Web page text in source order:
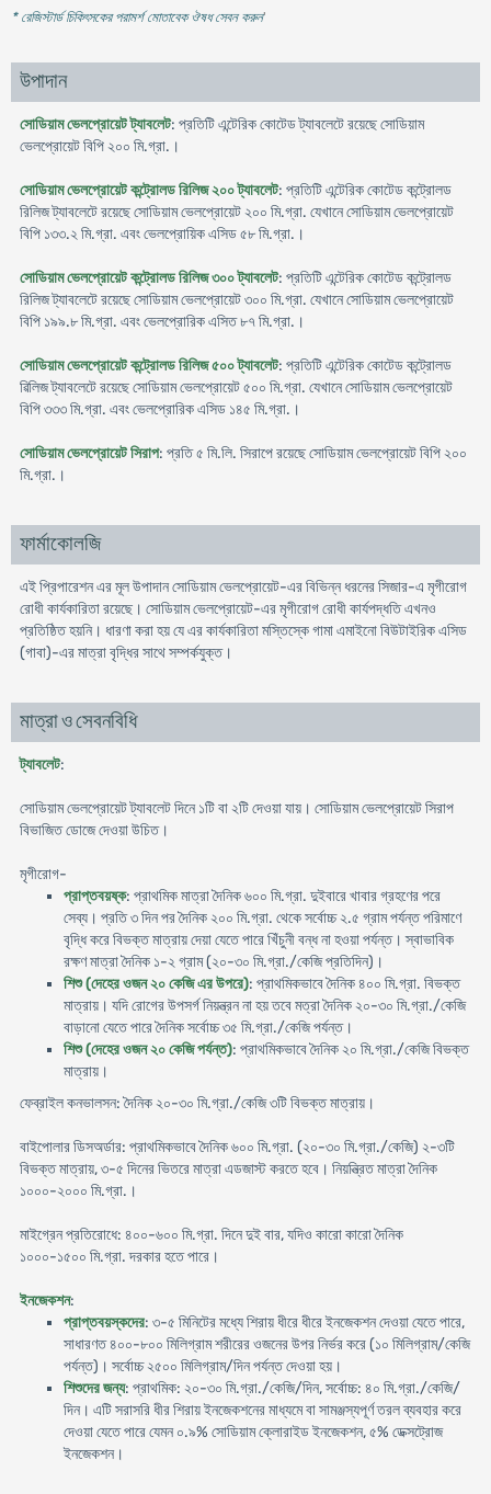
* রেজিস্টার্ড চিকিৎসকের পরামর্শ মোতাবেক ঔষধ সেবন করুন'
উপাদান
সোডিয়াম ভেলপ্রোয়েট ট্যাবলেট: প্রতিটি এন্টেরিক কোটেড ট্যাবলেটে রয়েছে সোডিয়াম
ভেলপ্রোয়েট বিপি ২০০ মি.গ্রা.।
সোডিয়াম ভেলপ্রোয়েট কন্ট্রোলড রিলিজ ২০০ ট্যাবলেট: প্রতিটি এন্টেরিক কোটেড কন্ট্রোলড
রিলিজ ট্যাবলেটে রয়েছে সোডিয়াম ভেলপ্রোয়েট ২০০ মি.গ্রা. যেখানে সোডিয়াম ভেলপ্রোয়েট
বিপি ১৩৩.২ মি.গ্রা. এবং ভেলপ্রোয়িক এসিড ৫৮ মি.গ্রা.।
সোডিয়াম ভেলপ্রোয়েট কন্ট্রোলড রিলিজ ৩০০ ট্যাবলেট: প্রতিটি এন্টেরিক কোটেড কন্ট্রোলড
রিলিজ ট্যাবলেটে রয়েছে সোডিয়াম ভেলপ্রোয়েট ৩০০ মি.গ্রা. যেখানে সোডিয়াম ভেলপ্রোয়েট
বিপি ১৯৯.৮ মি.গ্রা. এবং ভেলপ্রোরিক এসিত ৮৭ মি.গ্রা.।
সোডিয়াম ভেলপ্রোয়েট কন্ট্রোলড রিলিজ ৫০০ ট্যাবলেট: প্রতিটি এন্টেরিক কোটেড কন্ট্রোলড
ৱিলিজ ট্যাবলেটে রয়েছে সোডিয়াম ভেলপ্রোয়েট ৫০০ মি.গ্রা. যেখানে সোডিয়াম ভেলপ্রোয়েট
বিপি ৩৩৩ মি.গ্রা. এবং ভেলপ্রোরিক এসিড ১৪৫ মি.গ্রা.।
সোডিয়াম ভেলপ্রোয়েট সিরাপ: প্রতি ৫ মি.লি. সিরাপে রয়েছে সোডিয়াম ভেলপ্রোয়েট বিপি ২০০
মি.গ্রা.।
ফার্মাকোলজি
এই প্রিপারেশন এর মূল উপাদান সোডিয়াম ভেলপ্রোয়েট-এর বিভিন্ন ধরনের সিজার-এ মৃগীরোগ
রোধী কার্যকারিতা রয়েছে। সোডিয়াম ভেলপ্রোয়েট-এর মৃগীরোগ রোধী কার্যপদ্ধতি এখনও
প্রতিষ্ঠিত হয়নি। ধারণা করা হয় যে এর কার্যকারিতা মস্তিস্কে গামা এমাইনো বিউটাইরিক এসিড
(গাবা)-এর মাত্রা বৃদ্ধির সাথে সম্পর্কযুক্ত।
মাত্রা ও সেবনবিধি
ট্যাবলেট:
সোডিয়াম ভেলপ্রোয়েট ট্যাবলেট দিনে ১টি বা ২টি দেওয়া যায়। সোডিয়াম ভেলপ্রোয়েট সিরাপ
বিভাজিত ডোজে দেওয়া উচিত।
মৃগীরোগ-
প্রাপ্তবয়ষ্ক: প্রাথমিক মাত্রা দৈনিক ৬০০ মি.গ্রা. দুইবারে খাবার গ্রহণের পরে
সেব্য। প্রতি ৩ দিন পর দৈনিক ২০০ মি.গ্রা. থেকে সর্বোচ্চ ২.৫ গ্রাম পর্যন্ত পরিমাণে
বৃদ্ধি করে বিভক্ত মাত্রায় দেয়া যেতে পারে খিঁচুনী বন্ধ না হওয়া পর্যন্ত। স্বাভাবিক
রক্ষণ মাত্রা দৈনিক ১-২ গ্রাম (২০-৩০ মি.গ্রা./কেজি প্রতিদিন)।
শিশু (দেহের ওজন ২০ কেজি এর উপরে): প্রাথমিকভাবে দৈনিক ৪০০ মি.গ্রা. বিভক্ত
মাত্রায়। যদি রোগের উপসর্গ নিয়ন্ত্রন না হয় তবে মত্রা দৈনিক ২০-৩০ মি.গ্রা./কেজি
বাড়ানো যেতে পারে দৈনিক সর্বোচ্চ ৩৫ মি.গ্রা./কেজি পর্যন্ত।
শিশু (দেহের ওজন ২০ কেজি পর্যন্ত): প্রাথমিকভাবে দৈনিক ২০ মি.গ্রা./কেজি বিভক্ত
মাত্রায়।
ফেব্রাইল কনভালসন: দৈনিক ২০-৩০ মি.গ্রা./কেজি ৩টি বিভক্ত মাত্রায়।
বাইপোলার ডিসঅর্ডার: প্রাথমিকভাবে দৈনিক ৬০০ মি.গ্রা. (২০-৩০ মি.গ্রা./কেজি) ২-৩টি
বিভক্ত মাত্রায়, ৩-৫ দিনের ভিতরে মাত্রা এডজাস্ট করতে হবে। নিয়ন্ত্রিত মাত্রা দৈনিক
১০০০-২০০০ মি.গ্রা.।
মাইগ্রেন প্রতিরোধে: ৪০০-৬০০ মি.গ্রা. দিনে দুই বার, যদিও কারো কারো দৈনিক
১০০০-১৫০০ মি.গ্রা. দরকার হতে পারে।
ইনজেকশন:
প্রাপ্তবয়স্কদের: ৩-৫ মিনিটের মধ্যে শিরায় ধীরে ধীরে ইনজেকশন দেওয়া যেতে পারে,
সাধারণত ৪০০-৮০০ মিলিগ্রাম শরীরের ওজনের উপর নির্ভর করে (১০ মিলিগ্রাম/কেজি
পর্যন্ত)। সর্বোচ্চ ২৫০০ মিলিগ্রাম/দিন পর্যন্ত দেওয়া হয়।
শিশুদের জন্য: প্রাথমিক: ২০-৩০ মি.গ্রা./কেজি/দিন, সর্বোচ্চ: ৪০ মি.গ্রা./কেজি/
দিন। এটি সরাসরি ধীর শিরায় ইনজেকশনের মাধ্যমে বা সামঞ্জস্যপূর্ণ তরল ব্যবহার করে
দেওয়া যেতে পারে যেমন ০.৯% সোডিয়াম ক্লোরাইড ইনজেকশন, ৫% ডেক্সট্রোজ
ইনজেকশন।